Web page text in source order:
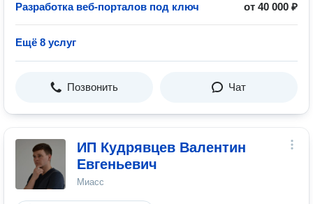
Разработка веб-порталов под ключ от 40 000 ₽
Ещё 8 услуг
Позвонить Чат
ИП Кудрявцев Валентин
Евгеньевич
Миасс